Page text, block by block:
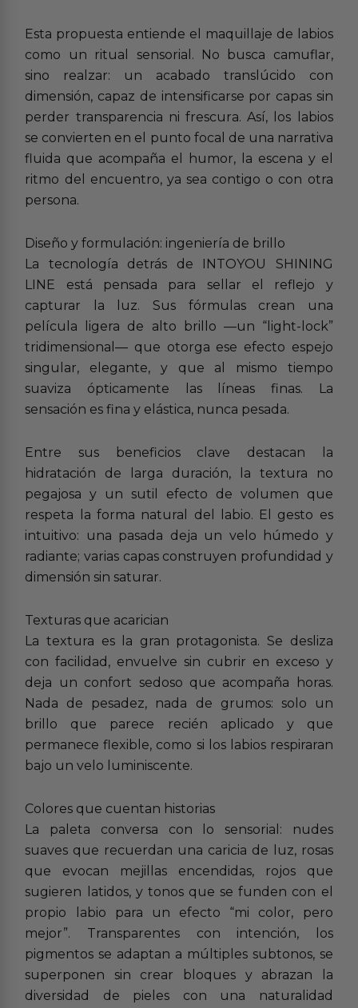
Esta propuesta entiende el maquillaje de labios
como un ritual sensorial. No busca camuflar,
sino realzar: un acabado translúcido con
dimensión, capaz de intensificarse por capas sin
perder transparencia ni frescura. Así, los labios
se convierten en el punto focal de una narrativa
fluida que acompaña el humor, la escena y el
ritmo del encuentro, ya sea contigo o con otra
persona.
Diseño y formulación: ingeniería de brillo
La tecnología detrás de INTOYOU SHINING
LINE está pensada para sellar el reflejo y
capturar la luz. Sus fórmulas crean una
película ligera de alto brillo —un “light-lock”
tridimensional— que otorga ese efecto espejo
singular, elegante, y que al mismo tiempo
suaviza ópticamente las líneas finas. La
sensación es fina y elástica, nunca pesada.
Entre sus beneficios clave destacan la
hidratación de larga duración, la textura no
pegajosa y un sutil efecto de volumen que
respeta la forma natural del labio. El gesto es
intuitivo: una pasada deja un velo húmedo y
radiante; varias capas construyen profundidad y
dimensión sin saturar.
Texturas que acarician
La textura es la gran protagonista. Se desliza
con facilidad, envuelve sin cubrir en exceso y
deja un confort sedoso que acompaña horas.
Nada de pesadez, nada de grumos: solo un
brillo que parece recién aplicado y que
permanece flexible, como si los labios respiraran
bajo un velo luminiscente.
Colores que cuentan historias
La paleta conversa con lo sensorial: nudes
suaves que recuerdan una caricia de luz, rosas
que evocan mejillas encendidas, rojos que
sugieren latidos, y tonos que se funden con el
propio labio para un efecto “mi color, pero
mejor”. Transparentes con intención, los
pigmentos se adaptan a múltiples subtonos, se
superponen sin crear bloques y abrazan la
diversidad de pieles con una naturalidad